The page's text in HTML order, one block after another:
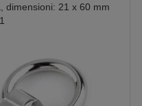
dimensioni: 21 x 60 mm